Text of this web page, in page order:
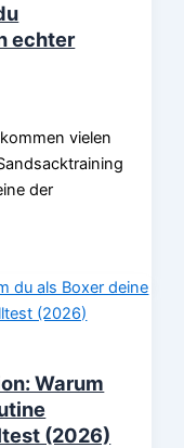
echter
vielen
der
Warum
(2026)